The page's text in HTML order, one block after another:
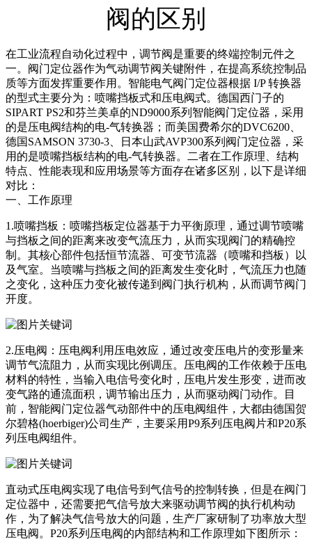
阀的区别
在工业流程自动化过程中，调节阀是重要的终端控制元件之
一。阀门定位器作为气动调节阀关键附件，在提高系统控制品
质等方面发挥重要作用。智能电气阀门定位器根据 I/P 转换器
的型式主要分为：喷嘴挡板式和压电阀式。德国西门子的
SIPART PS2和芬兰美卓的ND9000系列智能阀门定位器，采用
的是压电阀结构的电-气转换器；而美国费希尔的DVC6200、
德国SAMSON 3730-3、日本山武AVP300系列阀门定位器，采
用的是喷嘴挡板结构的电-气转换器。二者在工作原理、结构
特点、性能表现和应用场景等方面存在诸多区别，以下是详细
对比：
一、工作原理‌
‌1.喷嘴挡板：喷嘴挡板定位器基于力平衡原理，通过调节喷嘴
与挡板之间的距离来改变气流压力，从而实现阀门的精确控
制。其核心部件包括恒节流器、可变节流器（喷嘴和挡板）以
及气室。当喷嘴与挡板之间的距离发生变化时，气流压力也随
之变化，这种压力变化被传递到阀门执行机构，从而调节阀门
开度。
2.压电阀：压电阀利用压电效应，通过改变压电片的变形量来
调节气流阻力，从而实现比例调压。压电阀的工作依赖于压电
材料的特性，当输入电信号变化时，压电片发生形变，进而改
变气路的通流面积，调节输出压力，从而驱动阀门动作。目
前，智能阀门定位器气动部件中的压电阀组件，大都由德国贺
尔碧格(hoerbiger)公司生产，主要采用P9系列压电阀片和P20系
列压电阀组件。
直动式压电阀实现了电信号到气信号的控制转换，但是在阀门
定位器中，还需要把气信号放大来驱动调节阀的执行机构动
作，为了解决气信号放大的问题，生产厂家研制了功率放大型
压电阀。P20系列压电阀的内部结构和工作原理如下图所示：